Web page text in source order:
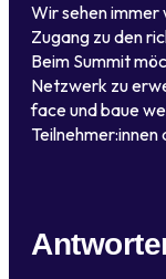
Wir sehen immer
Zugang zu den
Beim Summit
Netzwerk zu
face und baue
Teilnehmer:innen